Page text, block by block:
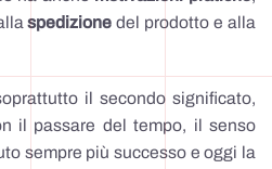
spedizione del prodotto e alla
il secondo significato,
il passare del tempo, il senso
sempre più successo e oggi la